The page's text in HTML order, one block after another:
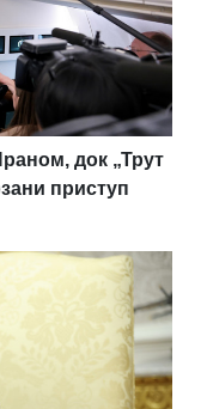
док „Трут
приступ